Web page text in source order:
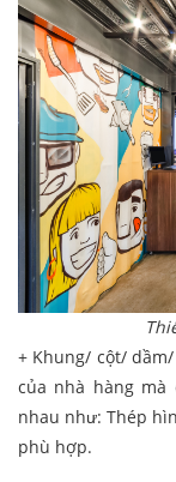
+ Khung/ cột/
của nhà hàng mà
nhau như: Thép
phù hợp.